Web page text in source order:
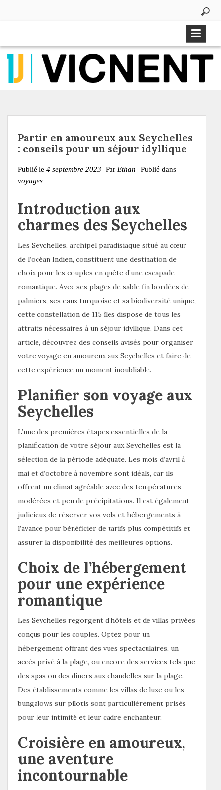
Partir en amoureux aux Seychelles
: conseils pour un séjour idyllique
Publié le 4 septembre 2023 Par Ethan
Publié dans
voyages
Introduction aux
charmes des Seychelles
Les Seychelles, archipel paradisiaque situé au cœur
de l’océan Indien, constituent une destination de
choix pour les couples en quête d’une escapade
romantique. Avec ses plages de sable fin bordées de
palmiers, ses eaux turquoise et sa biodiversité unique,
cette constellation de 115 îles dispose de tous les
attraits nécessaires à un séjour idyllique. Dans cet
article, découvrez des conseils avisés pour organiser
votre voyage en amoureux aux Seychelles et faire de
cette expérience un moment inoubliable.
Planifier son voyage aux
Seychelles
L’une des premières étapes essentielles de la
planification de votre séjour aux Seychelles est la
sélection de la période adéquate. Les mois d’avril à
mai et d’octobre à novembre sont idéals, car ils
offrent un climat agréable avec des températures
modérées et peu de précipitations. Il est également
judicieux de réserver vos vols et hébergements à
l’avance pour bénéficier de tarifs plus compétitifs et
assurer la disponibilité des meilleures options.
Choix de l’hébergement
pour une expérience
romantique
Les Seychelles regorgent d’hôtels et de villas privées
conçus pour les couples. Optez pour un
hébergement offrant des vues spectaculaires, un
accès privé à la plage, ou encore des services tels que
des spas ou des dîners aux chandelles sur la plage.
Des établissements comme les villas de luxe ou les
bungalows sur pilotis sont particulièrement prisés
pour leur intimité et leur cadre enchanteur.
Croisière en amoureux,
une aventure
incontournable